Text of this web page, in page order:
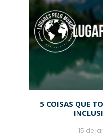
5 COISAS QUE
15 de